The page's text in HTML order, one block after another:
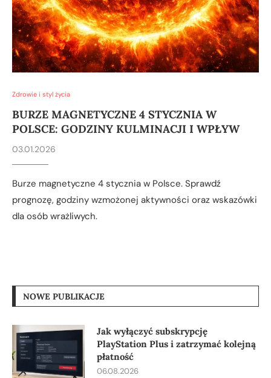
Zdrowie i styl życia
BURZE MAGNETYCZNE 4 STYCZNIA W
POLSCE: GODZINY KULMINACJI I WPŁYW
03.01.2026
Burze magnetyczne 4 stycznia w Polsce. Sprawdź
prognozę, godziny wzmożonej aktywności oraz wskazówki
dla osób wrażliwych.
NOWE PUBLIKACJE
Jak wyłączyć subskrypcję
PlayStation Plus i zatrzymać kolejną
płatność
06.08.2026